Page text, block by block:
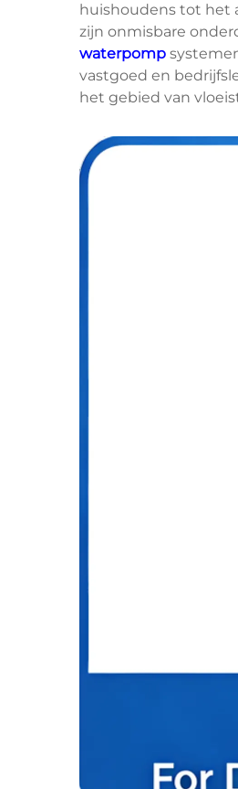
huishoudens tot het
zijn onmisbare
waterpomp
vastgoed en
het gebied van